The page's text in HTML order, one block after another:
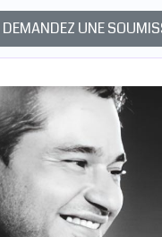
DEMANDEZ UNE